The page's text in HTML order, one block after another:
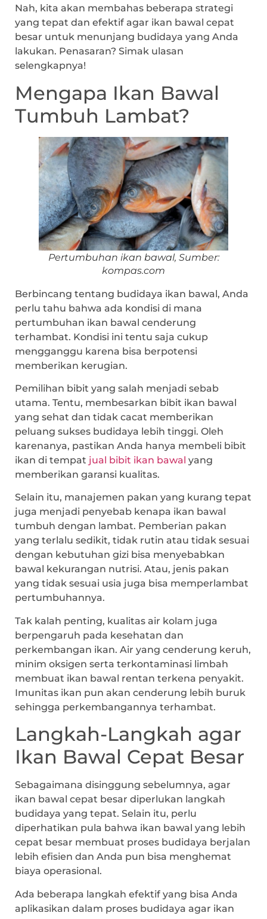
Nah, kita akan membahas beberapa strategi
yang tepat dan efektif agar ikan bawal cepat
besar untuk menunjang budidaya yang Anda
lakukan. Penasaran? Simak ulasan
selengkapnya!
Mengapa Ikan Bawal
Tumbuh Lambat?
Pertumbuhan ikan bawal, Sumber:
kompas.com
Berbincang tentang budidaya ikan bawal, Anda
perlu tahu bahwa ada kondisi di mana
pertumbuhan ikan bawal cenderung
terhambat. Kondisi ini tentu saja cukup
mengganggu karena bisa berpotensi
memberikan kerugian.
Pemilihan bibit yang salah menjadi sebab
utama. Tentu, membesarkan bibit ikan bawal
yang sehat dan tidak cacat memberikan
peluang sukses budidaya lebih tinggi. Oleh
karenanya, pastikan Anda hanya membeli bibit
ikan di tempat jual bibit ikan bawal yang
memberikan garansi kualitas.
Selain itu, manajemen pakan yang kurang tepat
juga menjadi penyebab kenapa ikan bawal
tumbuh dengan lambat. Pemberian pakan
yang terlalu sedikit, tidak rutin atau tidak sesuai
dengan kebutuhan gizi bisa menyebabkan
bawal kekurangan nutrisi. Atau, jenis pakan
yang tidak sesuai usia juga bisa memperlambat
pertumbuhannya.
Tak kalah penting, kualitas air kolam juga
berpengaruh pada kesehatan dan
perkembangan ikan. Air yang cenderung keruh,
minim oksigen serta terkontaminasi limbah
membuat ikan bawal rentan terkena penyakit.
Imunitas ikan pun akan cenderung lebih buruk
sehingga perkembangannya terhambat.
Langkah-Langkah agar
Ikan Bawal Cepat Besar
Sebagaimana disinggung sebelumnya, agar
ikan bawal cepat besar diperlukan langkah
budidaya yang tepat. Selain itu, perlu
diperhatikan pula bahwa ikan bawal yang lebih
cepat besar membuat proses budidaya berjalan
lebih efisien dan Anda pun bisa menghemat
biaya operasional.
Ada beberapa langkah efektif yang bisa Anda
aplikasikan dalam proses budidaya agar ikan